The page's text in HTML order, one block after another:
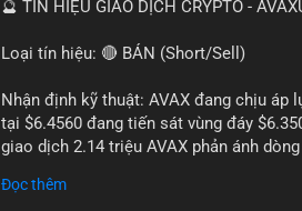
🔮 TÍN HIỆU GIAO DỊCH CRYPTO -
Loại tín hiệu: 🔴 BÁN (Short/Sell)
Nhận định kỹ thuật: AVAX đang chịu áp
tại $6.4560 đang tiến sát vùng đáy
giao dịch 2.14 triệu AVAX phản ánh
Đọc thêm